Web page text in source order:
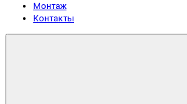
Монтаж
Контакты